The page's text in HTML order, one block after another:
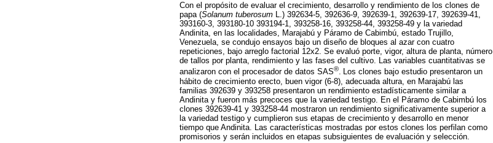
Con el propósito de evaluar el crecimiento, desarrollo y rendimiento de los clones de
papa (Solanum tuberosum L.) 392634-5, 392636-9, 392639-1, 392639-17, 392639-41,
393160-3, 393180-10 393194-1, 393258-16, 393258-44, 393258-49 y la variedad
Andinita, en las localidades, Marajabú y Páramo de Cabimbú, estado Trujillo,
Venezuela, se condujo ensayos bajo un diseño de bloques al azar con cuatro
repeticiones, bajo arreglo factorial 12x2. Se evaluó porte, vigor, altura de planta, número
de tallos por planta, rendimiento y las fases del cultivo. Las variables cuantitativas se
analizaron con el procesador de datos SAS®. Los clones bajo estudio presentaron un
hábito de crecimiento erecto, buen vigor (6-8), adecuada altura, en Marajabú las
familias 392639 y 393258 presentaron un rendimiento estadísticamente similar a
Andinita y fueron más precoces que la variedad testigo. En el Páramo de Cabimbú los
clones 392639-41 y 393258-44 mostraron un rendimiento significativamente superior a
la variedad testigo y cumplieron sus etapas de crecimiento y desarrollo en menor
tiempo que Andinita. Las características mostradas por estos clones los perfilan como
promisorios y serán incluidos en etapas subsiguientes de evaluación y selección.